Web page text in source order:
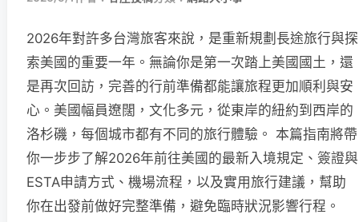
2026年對許多台灣旅客來說，是重新規劃長途旅行與探
索美國的重要一年。無論你是第一次踏上美國國土，還
是再次回訪，完善的行前準備都能讓旅程更加順利與安
心。美國幅員遼闊，文化多元，從東岸的紐約到西岸的
洛杉磯，每個城市都有不同的旅行體驗。 本篇指南將帶
你一步步了解2026年前往美國的最新入境規定、簽證與
ESTA申請方式、機場流程，以及實用旅行建議，幫助
你在出發前做好完整準備，避免臨時狀況影響行程。